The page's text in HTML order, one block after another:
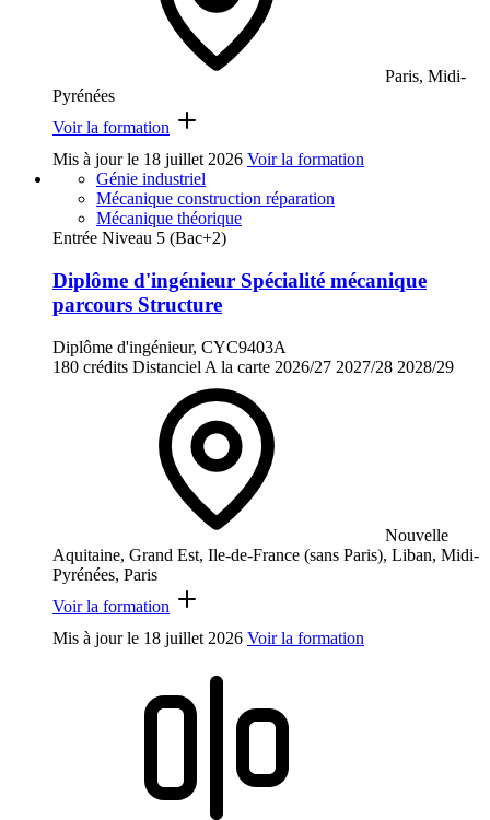
Paris, Midi-
Pyrénées
Voir la formation
Mis à jour le 18 juillet 2026 Voir la formation
Génie industriel
Mécanique construction réparation
Mécanique théorique
Entrée Niveau 5 (Bac+2)
Diplôme d'ingénieur Spécialité mécanique
parcours Structure
Diplôme d'ingénieur, CYC9403A
180 crédits Distanciel A la carte 2026/27 2027/28 2028/29
Nouvelle
Aquitaine, Grand Est, Ile-de-France (sans Paris), Liban, Midi-
Pyrénées, Paris
Voir la formation
Mis à jour le 18 juillet 2026 Voir la formation